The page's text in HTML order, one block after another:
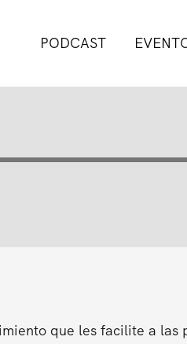
PODCAST
que les facilite a las